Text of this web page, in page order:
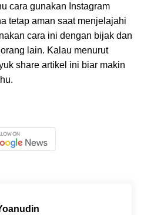
cara gunakan Instagram
tetap aman saat menjelajahi
cara ini dengan bijak dan
lain. Kalau menurut
share artikel ini biar makin